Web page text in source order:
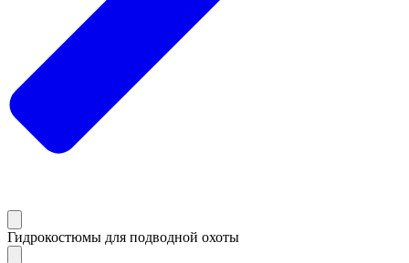
Гидрокостюмы для подводной охоты